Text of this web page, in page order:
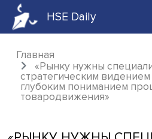
HSE Daily
Главная
«Рынку нужны
стратегическим
глубоким пониманием